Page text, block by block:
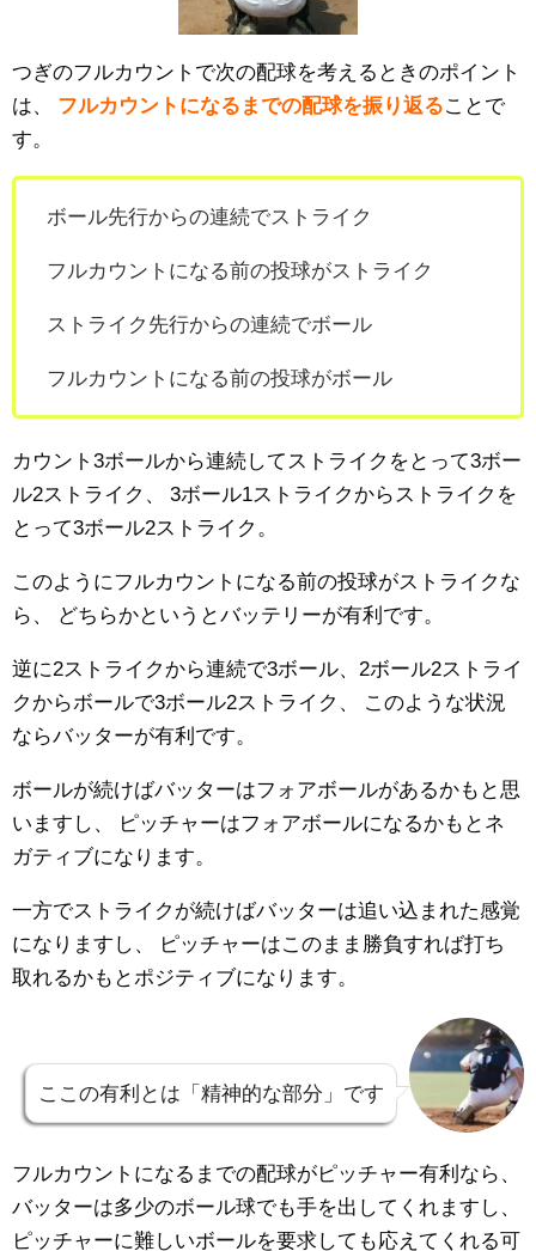
つぎのフルカウントで次の配球を考えるときのポイント
は、
フルカウントになるまでの配球を振り返る ことで
す。
ボール先行からの連続でストライク
フルカウントになる前の投球がストライク
ストライク先行からの連続でボール
フルカウントになる前の投球がボール
カウント3ボールから連続してストライクをとって3ボー
ル2ストライク、
3ボール1ストライクからストライクを
とって3ボール2ストライク。
このようにフルカウントになる前の投球がストライクな
ら、
どちらかというとバッテリーが有利です。
逆に2ストライクから連続で3ボール、2ボール2ストライ
クからボールで3ボール2ストライク、
このような状況
ならバッターが有利です。
ボールが続けばバッターはフォアボールがあるかもと思
いますし、
ピッチャーはフォアボールになるかもとネ
ガティブになります。
一方でストライクが続けばバッターは追い込まれた感覚
になりますし、
ピッチャーはこのまま勝負すれば打ち
取れるかもとポジティブになります。
ここの有利とは「精神的な部分」です
フルカウントになるまでの配球がピッチャー有利なら、
バッターは多少のボール球でも手を出してくれますし、
ピッチャーに難しいボールを要求しても応えてくれる可